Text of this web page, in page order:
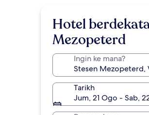
Hotel
Mezopeterd
Ingin ke mana?
Tarikh
Jum, 21 Ogo - Sab,